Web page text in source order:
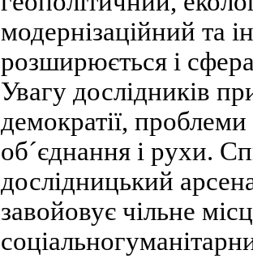
модернізаційний та
розширюється і сфера
Увагу дослідників
демократії, проблеми
об´єднання і рухи.
дослідницький
завойовує чільне